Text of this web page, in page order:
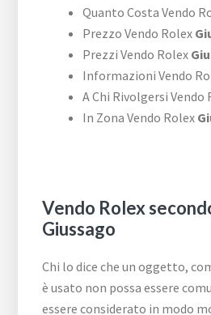
Quanto Costa Vendo
Prezzo Vendo Rolex
Prezzi Vendo Rolex
Informazioni Vendo
A Chi Rivolgersi Vendo
In Zona Vendo Rolex
Vendo Rolex
Giussago
Chi lo dice che un oggetto,
è usato non possa essere
essere considerato in modo